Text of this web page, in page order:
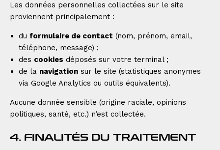
Les données personnelles collectées sur le site
proviennent principalement :
du formulaire de contact (nom, prénom, email,
téléphone, message) ;
des cookies déposés sur votre terminal ;
de la navigation sur le site (statistiques anonymes
via Google Analytics ou outils équivalents).
Aucune donnée sensible (origine raciale, opinions
politiques, santé, etc.) n’est collectée.
4. FINALITÉS DU TRAITEMENT